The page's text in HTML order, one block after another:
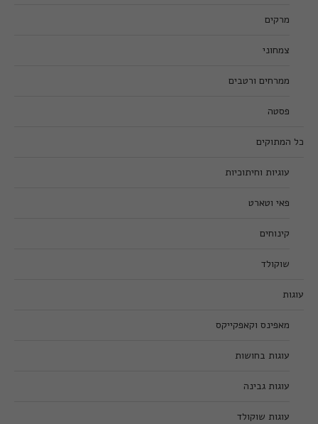
מרקים
צמחוני
ממרחים ורטבים
פסטה
כל המתוקים
עוגיות וחיתוכיות
פאי וטארט
קינוחים
שוקולד
עוגות
מאפינס וקאפקייקס
עוגות בחושות
עוגות גבינה
עוגות שוקולד